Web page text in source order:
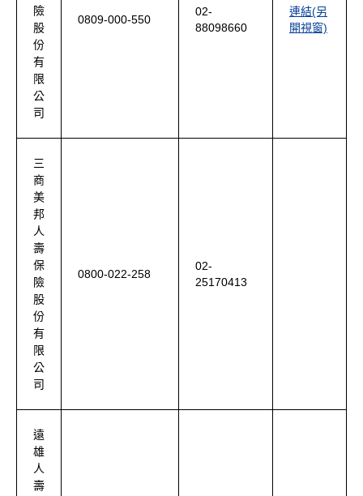
險
股
份
有
限
公
司
0809-000-550
02-
88098660
連結(另
開視窗)
三
商
美
邦
人
壽
保
險
股
份
有
限
公
司
0800-022-258
02-
25170413
遠
雄
人
壽